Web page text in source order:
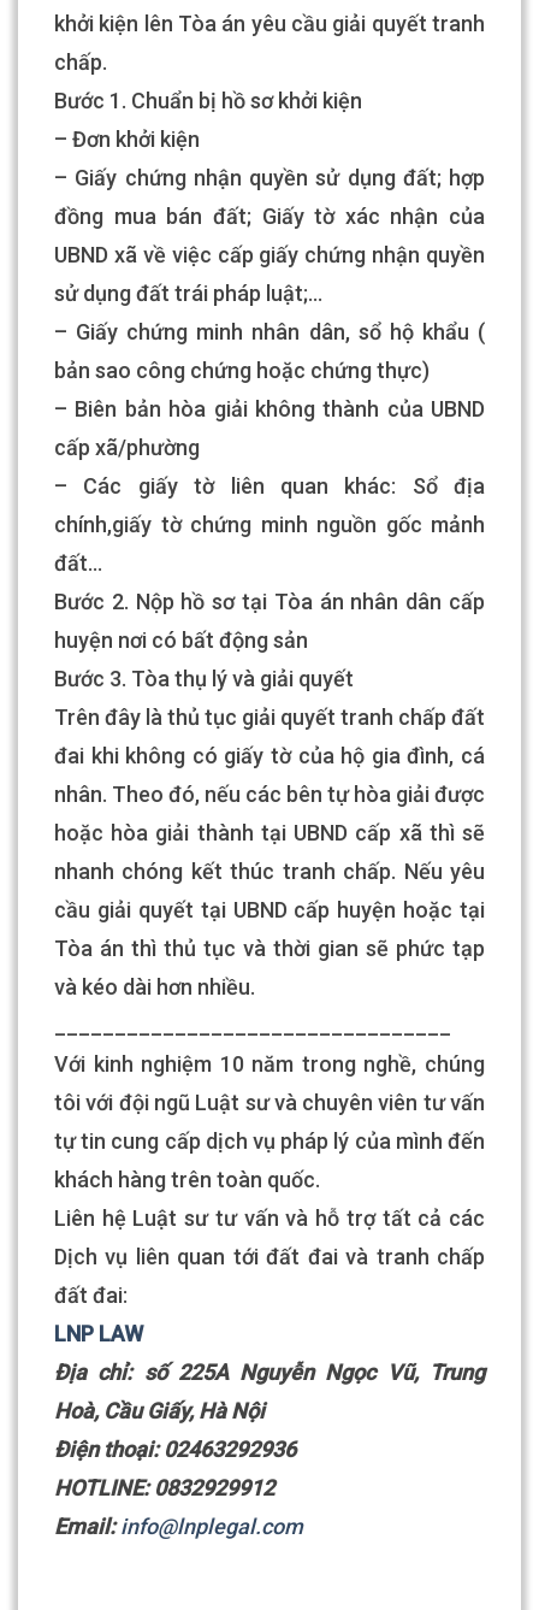
khởi kiện lên Tòa án yêu cầu giải quyết tranh
chấp.
Bước 1. Chuẩn bị hồ sơ khởi kiện
– Đơn khởi kiện
– Giấy chứng nhận quyền sử dụng đất; hợp
đồng mua bán đất; Giấy tờ xác nhận của
UBND xã về việc cấp giấy chứng nhận quyền
sử dụng đất trái pháp luật;…
– Giấy chứng minh nhân dân, sổ hộ khẩu (
bản sao công chứng hoặc chứng thực)
– Biên bản hòa giải không thành của UBND
cấp xã/phường
– Các giấy tờ liên quan khác: Sổ địa
chính,giấy tờ chứng minh nguồn gốc mảnh
đất…
Bước 2. Nộp hồ sơ tại Tòa án nhân dân cấp
huyện nơi có bất động sản
Bước 3. Tòa thụ lý và giải quyết
Trên đây là thủ tục giải quyết tranh chấp đất
đai khi không có giấy tờ của hộ gia đình, cá
nhân. Theo đó, nếu các bên tự hòa giải được
hoặc hòa giải thành tại UBND cấp xã thì sẽ
nhanh chóng kết thúc tranh chấp. Nếu yêu
cầu giải quyết tại UBND cấp huyện hoặc tại
Tòa án thì thủ tục và thời gian sẽ phức tạp
và kéo dài hơn nhiều.
Với kinh nghiệm 10 năm trong nghề, chúng
tôi với đội ngũ Luật sư và chuyên viên tư vấn
tự tin cung cấp dịch vụ pháp lý của mình đến
khách hàng trên toàn quốc.
Liên hệ Luật sư tư vấn và hỗ trợ tất cả các
Dịch vụ liên quan tới đất đai và tranh chấp
đất đai:
LNP LAW
Địa chỉ: số 225A Nguyễn Ngọc Vũ, Trung
Hoà, Cầu Giấy, Hà Nội
Điện thoại: 02463292936
HOTLINE: 0832929912
Email:info@lnplegal.com